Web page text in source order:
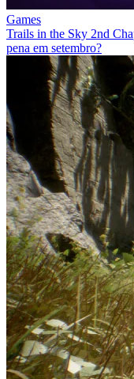
Games
Trails in the Sky 2nd
pena em setembro?